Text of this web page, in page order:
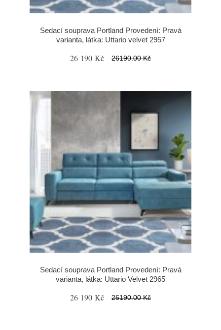
Sedací souprava Portland Provedení: Pravá
varianta, látka: Uttario velvet 2957
26 190 Kč 26190.00 Kč
Sedací souprava Portland Provedení: Pravá
varianta, látka: Uttario Velvet 2965
26 190 Kč 26190.00 Kč